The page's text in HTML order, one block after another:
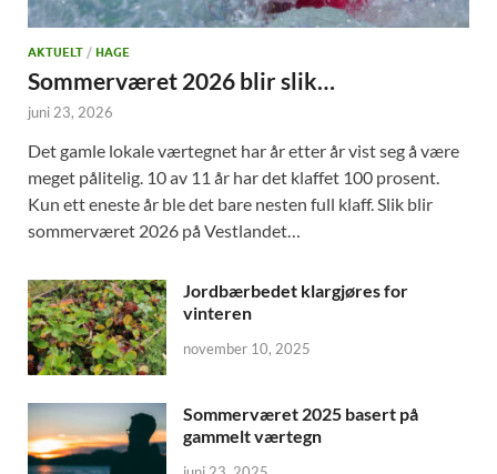
AKTUELT / HAGE
Sommerværet 2026 blir slik…
juni 23, 2026
Det gamle lokale værtegnet har år etter år vist seg å være
meget pålitelig. 10 av 11 år har det klaffet 100 prosent.
Kun ett eneste år ble det bare nesten full klaff. Slik blir
sommerværet 2026 på Vestlandet…
Jordbærbedet klargjøres for
vinteren
november 10, 2025
Sommerværet 2025 basert på
gammelt værtegn